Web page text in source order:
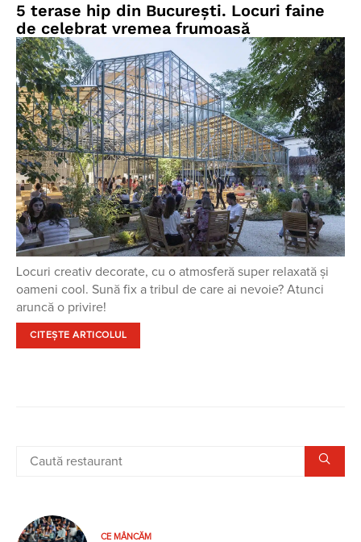
5 terase hip din Bucureşti. Locuri faine
de celebrat vremea frumoasă
Locuri creativ decorate, cu o atmosferă super relaxată și
oameni cool. Sună fix a tribul de care ai nevoie? Atunci
aruncă o privire!
CITEȘTE ARTICOLUL
CE MÂNCĂM